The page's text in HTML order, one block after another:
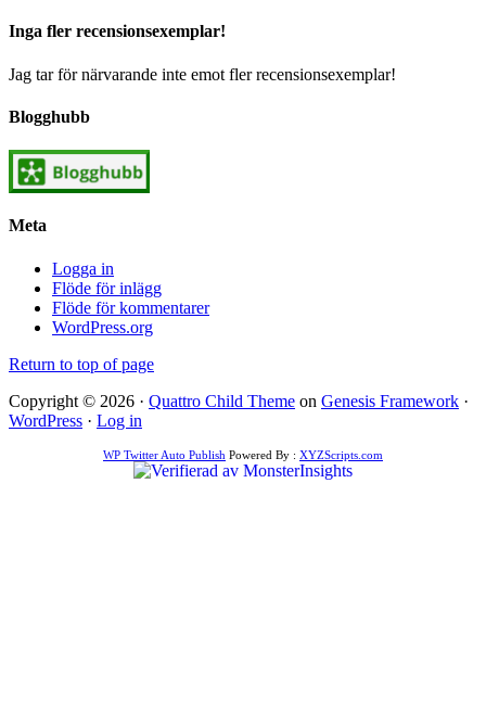
Inga fler recensionsexemplar!
Jag tar för närvarande inte emot fler recensionsexemplar!
Blogghubb
Meta
Logga in
Flöde för inlägg
Flöde för kommentarer
WordPress.org
Return to top of page
Copyright © 2026 · Quattro Child Theme on Genesis Framework ·
WordPress · Log in
WP Twitter Auto Publish Powered By : XYZScripts.com